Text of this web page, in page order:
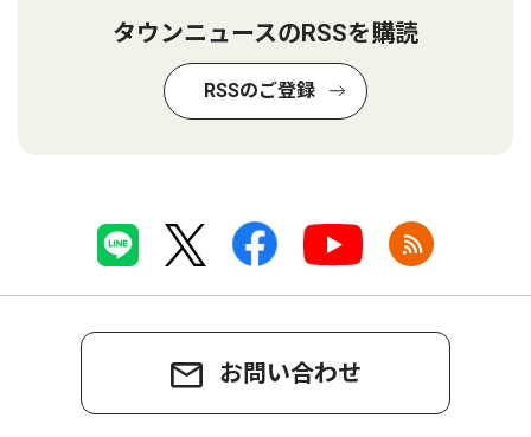
タウンニュースのRSSを購読
RSSのご登録
お問い合わせ